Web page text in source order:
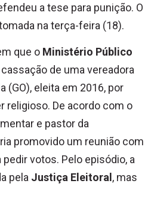
a tese para punição. O
na terça-feira (18).
que o Ministério Público
de uma vereadora
(GO), eleita em 2016, por
religioso. De acordo com o
e pastor da
promovido um reunião com
votos. Pelo episódio, a
pela Justiça Eleitoral , mas